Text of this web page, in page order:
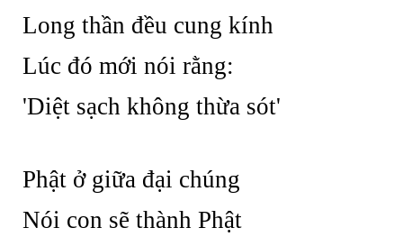
Long thần đều cung kính
Lúc đó mới nói rằng:
'Diệt sạch không thừa sót'
Phật ở giữa đại chúng
Nói con sẽ thành Phật